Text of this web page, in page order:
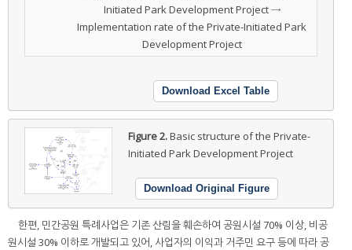
Initiated Park Development Project →
Implementation rate of the Private-Initiated Park
Development Project
Download Excel Table
Figure 2.Basic structure of the Private-
Initiated Park Development Project
Download Original Figure
한편, 민간공원 특례사업은 기존 산림을 훼손하여 공원시설 70% 이상, 비공
원시설 30% 이하로 개발되고 있어, 사업자의 이익과 거주민 요구 등에 따라 공